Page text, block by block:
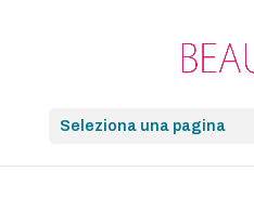
Seleziona una pagina